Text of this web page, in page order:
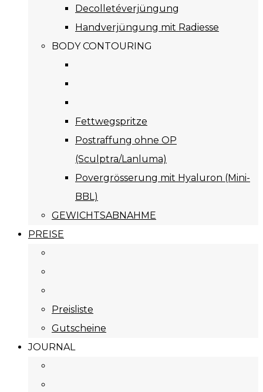
Decolletéverjüngung
Handverjüngung mit Radiesse
BODY CONTOURING
Fettwegspritze
Postraffung ohne OP
(Sculptra/Lanluma)
Povergrösserung mit Hyaluron (Mini-
BBL)
GEWICHTSABNAHME
PREISE
Preisliste
Gutscheine
JOURNAL